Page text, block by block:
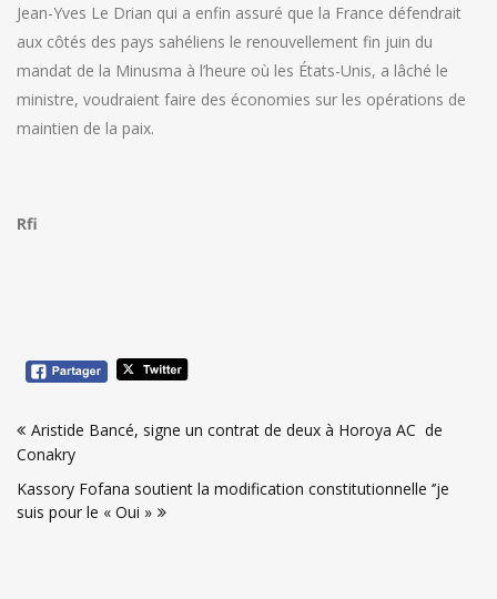
Jean-Yves Le Drian qui a enfin assuré que la France défendrait
aux côtés des pays sahéliens le renouvellement fin juin du
mandat de la Minusma à l’heure où les États-Unis, a lâché le
ministre, voudraient faire des économies sur les opérations de
maintien de la paix.
Rfi
de
l’article
Aristide Bancé, signe un contrat de deux à Horoya AC de
Conakry
Kassory Fofana soutient la modification constitutionnelle ‘’je
suis pour le « Oui »